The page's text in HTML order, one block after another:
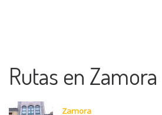
Rutas en Zamora